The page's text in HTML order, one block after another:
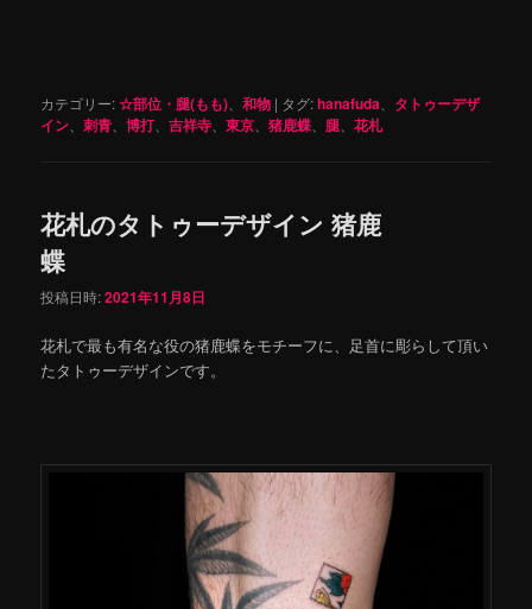
カテゴリー:☆部位・腿(もも)、和物 | タグ:hanafuda、 タトゥーデザ
イン、刺青、博打、吉祥寺、東京、猪鹿蝶、腿、花札
花札のタトゥーデザイン 猪鹿
蝶
投稿日時:2021年11月8日
花札で最も有名な役の猪鹿蝶をモチーフに、足首に彫らして頂い
たタトゥーデザインです。